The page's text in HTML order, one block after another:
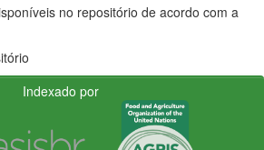
no repositório de acordo com a
Indexado por